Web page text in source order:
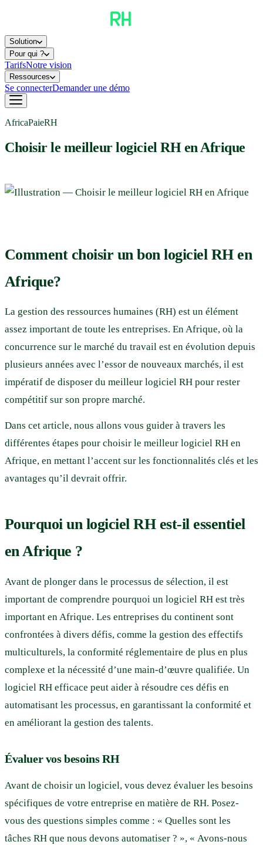
Solution
Pour qui ?
TarifsNotre vision
Ressources
Se connecterDemander une démo
AfricaPaieRH
Choisir le meilleur logiciel RH en Afrique
Comment choisir un bon logiciel RH en
Afrique?
La gestion des ressources humaines (RH) est un élément
assez important de toute les entreprises. En Afrique, où la
concurrence sur le marché du travail est en évolution depuis
plusieurs années avec l’essor de nouveaux marchés, il est
impératif de disposer du meilleur logiciel RH pour rester
compétitif sur son propre marché.
Dans cet article, nous allons vous guider à travers les
différentes étapes pour choisir le meilleur logiciel RH en
Afrique, en mettant l’accent sur les fonctionnalités clés et les
avantages qu’il devrait offrir.
Pourquoi un logiciel RH est-il essentiel
en Afrique ?
Avant de plonger dans le processus de sélection, il est
important de comprendre pourquoi un logiciel RH est très
important en Afrique. Les entreprises du continent sont
confrontées à divers défis, comme la gestion des effectifs
multiculturels, la conformité réglementaire de plus en plus
complexe et la nécessité d’une main-d’œuvre qualifiée. Un
logiciel RH efficace peut aider à résoudre ces défis en
automatisant les processus, en garantissant la conformité et
en améliorant la gestion des talents.
Évaluer vos besoins RH
Avant de choisir un logiciel, vous devez évaluer les besoins
spécifiques de votre entreprise en matière de RH. Posez-
vous des questions simples comme : « Quelles sont les
tâches RH que nous devons automatiser ? », « Avons-nous